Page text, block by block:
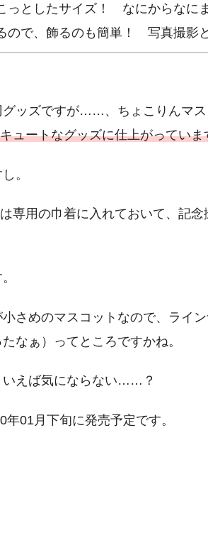
っとしたサイズ！ なにからなに
ので、飾るのも簡単！ 写真撮影
ッズですが……、ちょこりんマス
ュートなグッズに仕上がっていま
。
専用の巾着に入れておいて、記
さめのマスコットなので、ライ
なぁ）ってところですかね。
いえば気にならない……？
01月下旬に発売予定です。